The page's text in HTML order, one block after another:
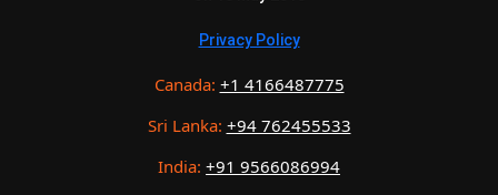
Privacy Policy
Canada: +1 4166487775
Sri Lanka: +94 762455533
India: +91 9566086994